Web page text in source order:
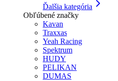
Ďalšia kategória
Obľúbené značky
Kavan
Traxxas
Yeah Racing
Spektrum
HUDY
PELIKAN
DUMAS